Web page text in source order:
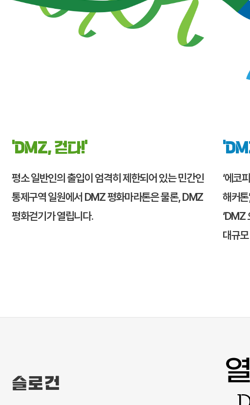
‘DMZ, 걷다!’
평소 일반인의 출입이 엄격히 제한되어 있는 민간인
통제구역 일원에서 DMZ 평화마라톤은 물론, DMZ
평화걷기가 열립니다.
‘에코
해커
‘DMZ
대규
슬로건